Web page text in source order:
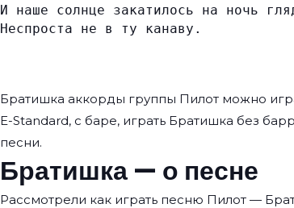
И наше солнце закатилось на ночь
Неспроста не в ту канаву.
Братишка аккорды группы Пилот можно
E-Standard, с баре, играть Братишка без
песни.
Братишка — о песне
Рассмотрели как играть песню Пилот —